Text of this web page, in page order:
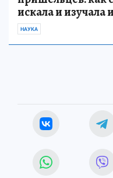
искала и изучала
НАУКА